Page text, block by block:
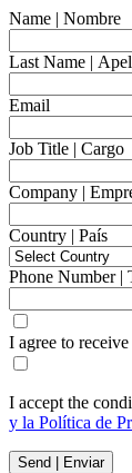
Name | Nombre
Last Name |
Email
Job Title | Cargo
Company |
Country | País
Phone Number |
I agree to
I accept the
y la Política de
Send | Enviar